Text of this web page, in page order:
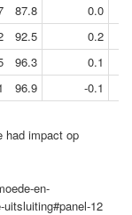
87.8
0.0
92.5
0.2
96.3
0.1
96.9
-0.1
had impact op
en-
12